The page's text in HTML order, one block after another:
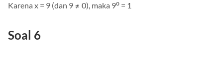
Karena x = 9 (dan 9 ≠ 0), maka 9⁰ = 1
Soal 6